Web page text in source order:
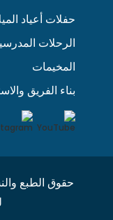
حفلات أعياد
الرحلات
المخيمات
بناء الفريق